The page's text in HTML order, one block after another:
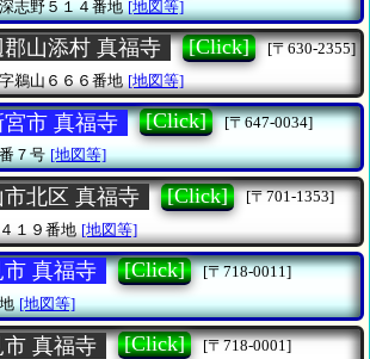
志野５１４番地 [地図等]
山添村 真福寺 [Click]
[〒630-2355]
鵜山６６６番地 [地図等]
市 真福寺 [Click]
[〒647-0034]
７号 [地図等]
市北区 真福寺 [Click]
[〒701-1353]
１９番地 [地図等]
市 真福寺 [Click]
[〒718-0011]
[地図等]
市 真福寺 [Click]
[〒718-0001]